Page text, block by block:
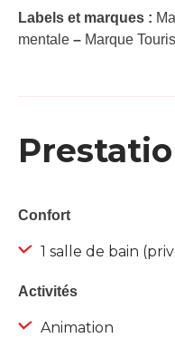
Labels et marques :
mentale – Marque
Confort
1 salle de bain
Activités
Animation